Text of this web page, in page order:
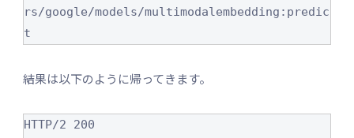
rs/google/models/multimodalembedding:predic
t
結果は以下のように帰ってきます。
HTTP/2 200